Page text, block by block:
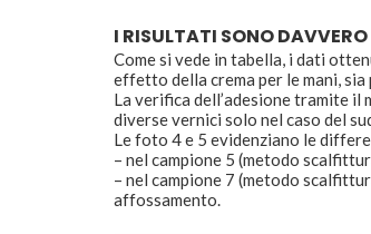
I RISULTATI SONO
Come si vede in tabella, i dati
effetto della crema per le mani,
La verifica dell’adesione tramite
diverse vernici solo nel caso del
Le foto 4 e 5 evidenziano le
– nel campione 5 (metodo
– nel campione 7 (metodo
affossamento.